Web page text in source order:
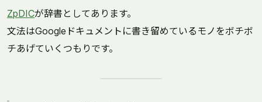
ZpDICが辞書としてあります。
文法はGoogleドキュメントに書き留めているモノをボチボ
チあげていくつもりです。